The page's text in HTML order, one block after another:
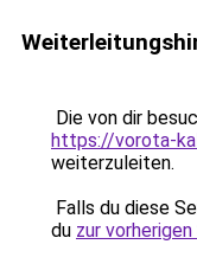
Die von dir
https://vorota-
weiterzuleiten.
Falls du diese
du zur